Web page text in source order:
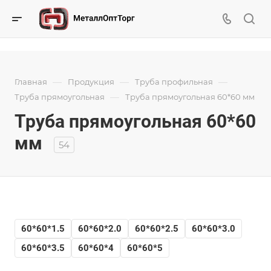
Главная — Продукция — Труба профильная —
Труба прямоугольная — Труба прямоугольная 60*60 мм
Труба прямоугольная 60*60
мм
54
60*60*1.5 60*60*2.0 60*60*2.5
60*60*3.0
60*60*3.5
60*60*4 60*60*5